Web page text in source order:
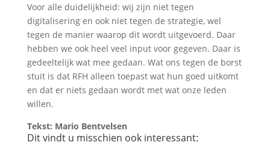
Voor alle duidelijkheid: wij zijn niet tegen
digitalisering en ook niet tegen de strategie, wel
tegen de manier waarop dit wordt uitgevoerd. Daar
hebben we ook heel veel input voor gegeven. Daar is
gedeeltelijk wat mee gedaan. Wat ons tegen de borst
stuit is dat RFH alleen toepast wat hun goed uitkomt
en dat er niets gedaan wordt met wat onze leden
willen.
Tekst: Mario Bentvelsen
Dit vindt u misschien ook interessant: